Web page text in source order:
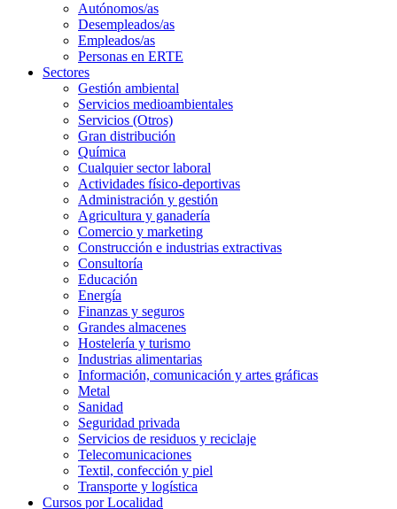
Autónomos/as
Desempleados/as
Empleados/as
Personas en ERTE
Sectores
Gestión ambiental
Servicios medioambientales
Servicios (Otros)
Gran distribución
Química
Cualquier sector laboral
Actividades físico-deportivas
Administración y gestión
Agricultura y ganadería
Comercio y marketing
Construcción e industrias extractivas
Consultoría
Educación
Energía
Finanzas y seguros
Grandes almacenes
Hostelería y turismo
Industrias alimentarias
Información, comunicación y artes gráficas
Metal
Sanidad
Seguridad privada
Servicios de residuos y reciclaje
Telecomunicaciones
Textil, confección y piel
Transporte y logística
Cursos por Localidad